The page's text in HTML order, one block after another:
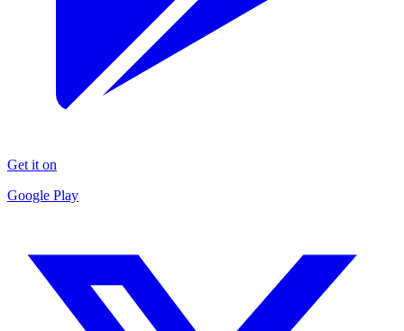
Get it on
Google Play